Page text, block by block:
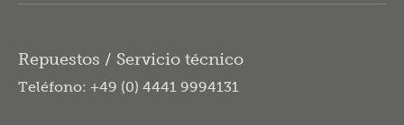
Repuestos / Servicio técnico
Teléfono: +49 (0) 4441 9994131